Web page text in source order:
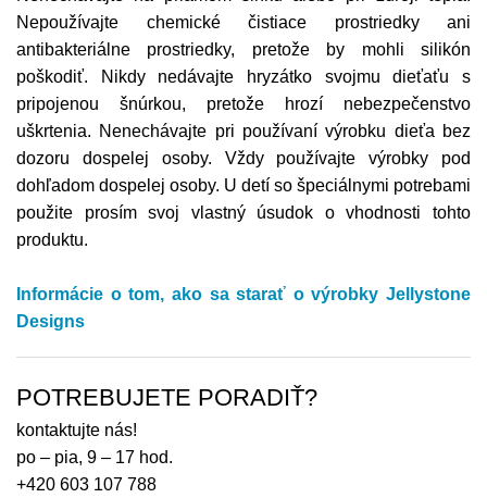
Nepoužívajte chemické čistiace prostriedky ani
antibakteriálne prostriedky, pretože by mohli silikón
poškodiť. Nikdy nedávajte hryzátko svojmu dieťaťu s
pripojenou šnúrkou, pretože hrozí nebezpečenstvo
uškrtenia. Nenechávajte pri používaní výrobku dieťa bez
dozoru dospelej osoby. Vždy používajte výrobky pod
dohľadom dospelej osoby. U detí so špeciálnymi potrebami
použite prosím svoj vlastný úsudok o vhodnosti tohto
produktu.
Informácie o tom, ako sa starať o výrobky Jellystone
Designs
POTREBUJETE PORADIŤ?
kontaktujte nás!
po – pia, 9 – 17 hod.
+420 603 107 788